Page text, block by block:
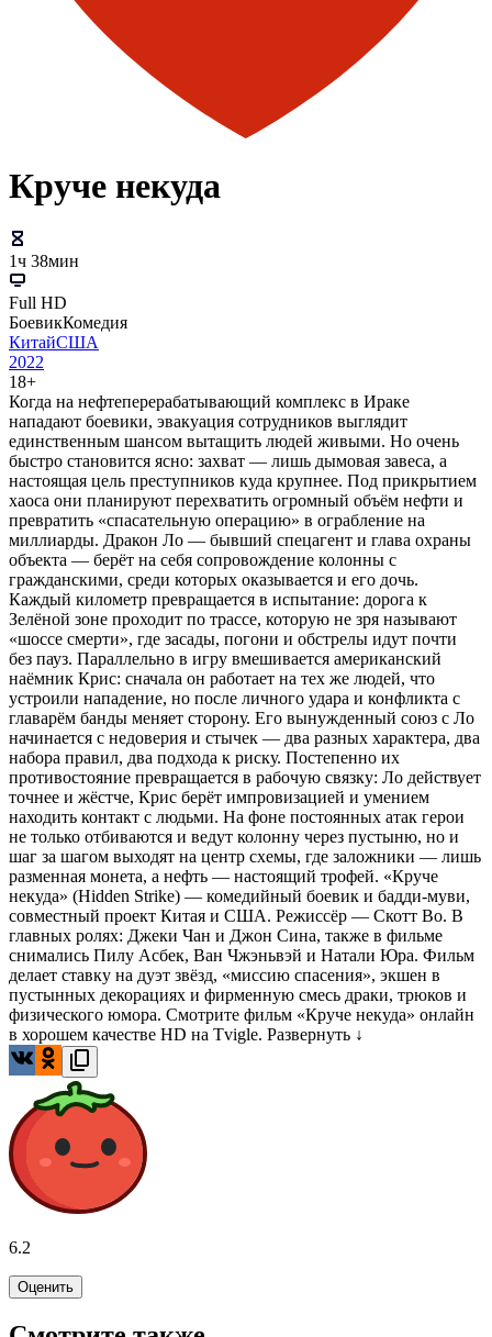
Круче некуда
1ч 38мин
Full HD
БоевикКомедия
КитайСША
2022
18+
Когда на нефтеперерабатывающий комплекс в Ираке
нападают боевики, эвакуация сотрудников выглядит
единственным шансом вытащить людей живыми. Но очень
быстро становится ясно: захват — лишь дымовая завеса, а
настоящая цель преступников куда крупнее. Под прикрытием
хаоса они планируют перехватить огромный объём нефти и
превратить «спасательную операцию» в ограбление на
миллиарды. Дракон Ло — бывший спецагент и глава охраны
объекта — берёт на себя сопровождение колонны с
гражданскими, среди которых оказывается и его дочь.
Каждый километр превращается в испытание: дорога к
Зелёной зоне проходит по трассе, которую не зря называют
«шоссе смерти», где засады, погони и обстрелы идут почти
без пауз. Параллельно в игру вмешивается американский
наёмник Крис: сначала он работает на тех же людей, что
устроили нападение, но после личного удара и конфликта с
главарём банды меняет сторону. Его вынужденный союз с Ло
начинается с недоверия и стычек — два разных характера, два
набора правил, два подхода к риску. Постепенно их
противостояние превращается в рабочую связку: Ло действует
точнее и жёстче, Крис берёт импровизацией и умением
находить контакт с людьми. На фоне постоянных атак герои
не только отбиваются и ведут колонну через пустыню, но и
шаг за шагом выходят на центр схемы, где заложники — лишь
разменная монета, а нефть — настоящий трофей. «Круче
некуда» (Hidden Strike) — комедийный боевик и бадди-муви,
совместный проект Китая и США. Режиссёр — Скотт Во. В
главных ролях: Джеки Чан и Джон Сина, также в фильме
снимались Пилу Асбек, Ван Чжэньвэй и Натали Юра. Фильм
делает ставку на дуэт звёзд, «миссию спасения», экшен в
пустынных декорациях и фирменную смесь драки, трюков и
физического юмора. Смотрите фильм «Круче некуда» онлайн
в хорошем качестве HD на Tvigle. Развернуть ↓
6.2
Оценить